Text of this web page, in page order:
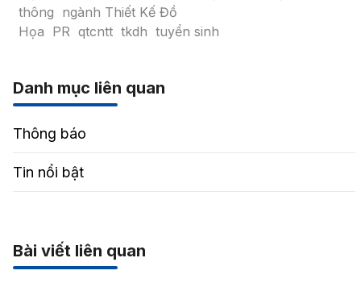
thông ngành Thiết Kế Đồ
Họa PR qtcntt tkdh tuyển sinh
Danh mục liên quan
Thông báo
Tin nổi bật
Bài viết liên quan